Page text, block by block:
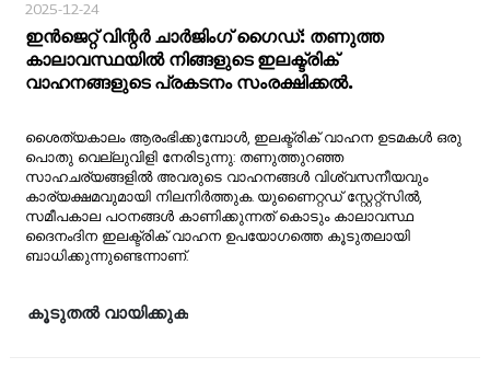
2025-12-24
ഇൻജെറ്റ് വിന്റർ ചാർജിംഗ് ഗൈഡ്: തണുത്ത
കാലാവസ്ഥയിൽ നിങ്ങളുടെ ഇലക്ട്രിക്
വാഹനങ്ങളുടെ പ്രകടനം സംരക്ഷിക്കൽ.
ശൈത്യകാലം ആരംഭിക്കുമ്പോൾ, ഇലക്ട്രിക് വാഹന ഉടമകൾ ഒരു
പൊതു വെല്ലുവിളി നേരിടുന്നു: തണുത്തുറഞ്ഞ
സാഹചര്യങ്ങളിൽ അവരുടെ വാഹനങ്ങൾ വിശ്വസനീയവും
കാര്യക്ഷമവുമായി നിലനിർത്തുക. യുണൈറ്റഡ് സ്റ്റേറ്റ്സിൽ,
സമീപകാല പഠനങ്ങൾ കാണിക്കുന്നത് കൊടും കാലാവസ്ഥ
ദൈനംദിന ഇലക്ട്രിക് വാഹന ഉപയോഗത്തെ കൂടുതലായി
ബാധിക്കുന്നുണ്ടെന്നാണ്.
കൂടുതൽ വായിക്കുക